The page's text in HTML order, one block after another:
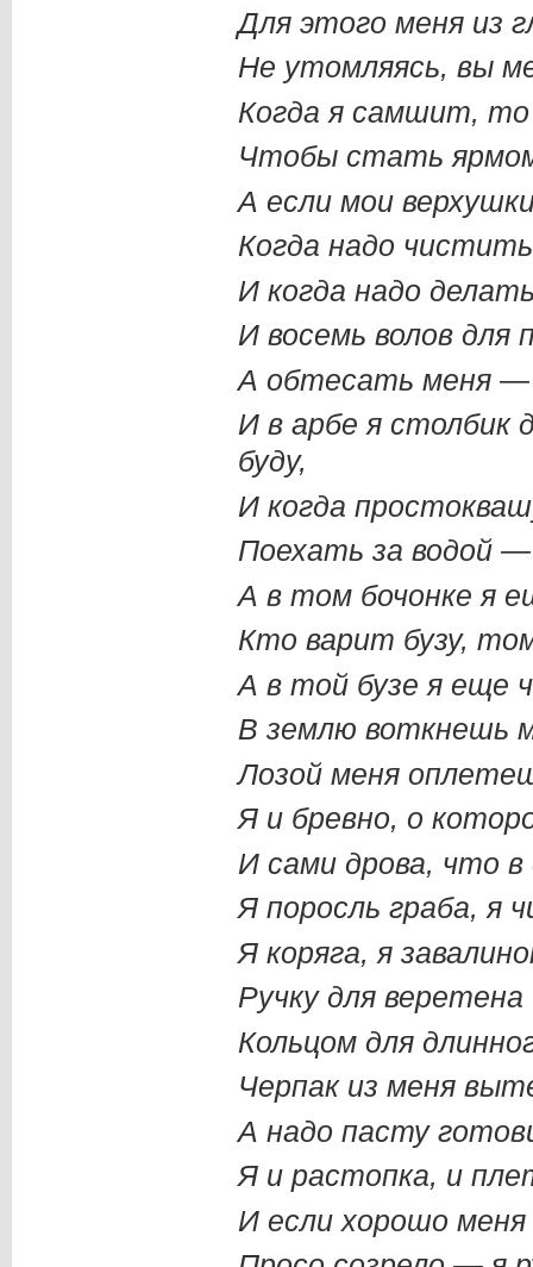
Для этого меня из
Не утомляясь, вы
Когда я самшит, то
Чтобы стать
А если мои
Когда надо
И когда надо
И восемь волов
А обтесать меня —
И в арбе я столбик
буду,
И когда
Поехать за водой
А в том бочонке я
Кто варит бузу,
А в той бузе я еще
В землю воткнешь
Лозой меня
Я и бревно, о
И сами дрова, что
Я поросль граба, я
Я коряга, я
Ручку для
Кольцом для
Черпак из меня
А надо пасту
Я и растопка, и
И если хорошо